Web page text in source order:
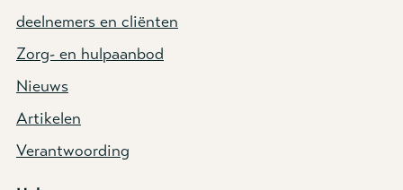
deelnemers en cliënten
Zorg- en hulpaanbod
Nieuws
Artikelen
Verantwoording